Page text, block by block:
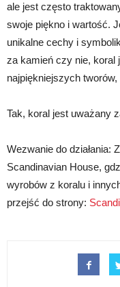
ale jest często
swoje piękno i wartość.
unikalne cechy i
za kamień czy nie, koral
najpiękniejszych
Tak, koral jest uważany
Wezwanie do działania:
Scandinavian House,
wyrobów z koralu i
przejść do strony: